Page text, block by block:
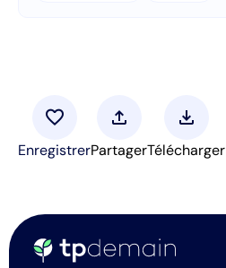
favorite
Enregistrer
upload
Partager
download
Télécharger